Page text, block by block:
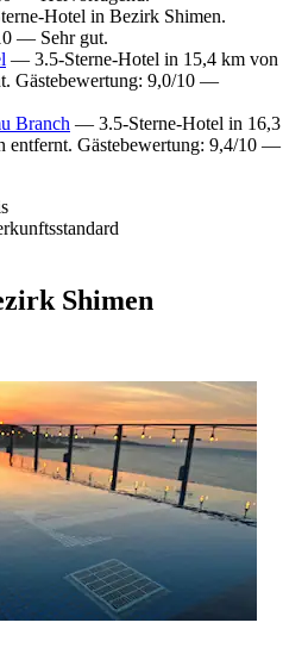
Hotel in Bezirk Shimen.
— Sehr gut.
— 3.5-Sterne-Hotel in 15,4 km von
Gästebewertung: 9,0/10 —
Branch — 3.5-Sterne-Hotel in 16,3
entfernt. Gästebewertung: 9,4/10 —
Shimen